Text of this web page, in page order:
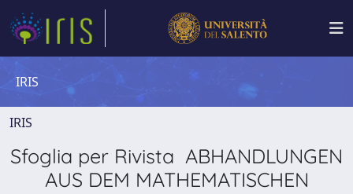
IRIS
IRIS
Sfoglia per Rivista ABHANDLUNGEN
AUS DEM MATHEMATISCHEN